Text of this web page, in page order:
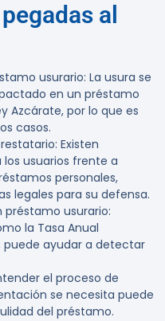
al
usurario: La usura se
en un préstamo
Azcárate, por lo que es
casos.
: Existen
usuarios frente a
personales,
legales para su defensa.
préstamo usurario:
la Tasa Anual
puede ayudar a detectar
el proceso de
se necesita puede
del préstamo.